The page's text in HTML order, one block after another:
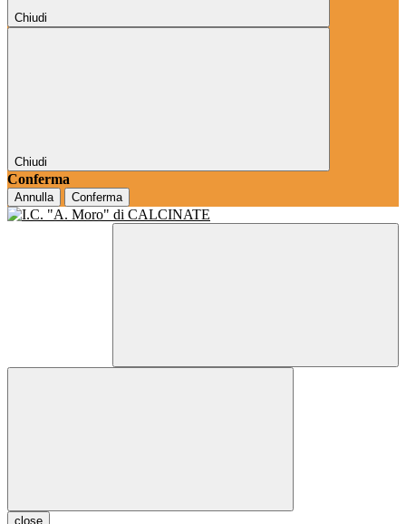
Chiudi
Chiudi
Conferma
Annulla Conferma
close